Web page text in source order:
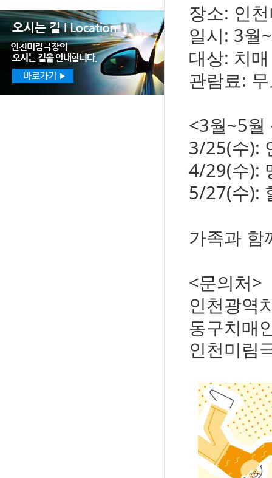
장소: 인
일시: 3월
대상: 치
관람료:
<3월~5월
3/25(수):
4/29(수):
5/27(수):
가족과 함
<문의처>
인천광역
동구치매
인천미림